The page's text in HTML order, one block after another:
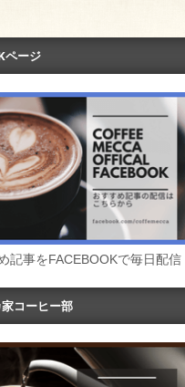
ページ
記事をFACEBOOKで毎日配信
コーヒー部